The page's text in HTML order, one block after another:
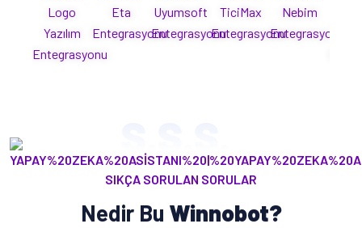
Logo
Yazılım
Entegrasyonu
Eta
Entegrasyonu
Uyumsoft
Entegrasyonu
TiciMax
Entegrasyonu
Nebim
Entegrasyonu
SIKÇA SORULAN SORULAR
Nedir Bu Winnobot?